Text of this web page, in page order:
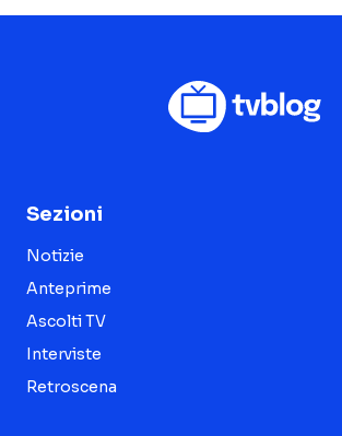
Sezioni
Notizie
Anteprime
Ascolti TV
Interviste
Retroscena